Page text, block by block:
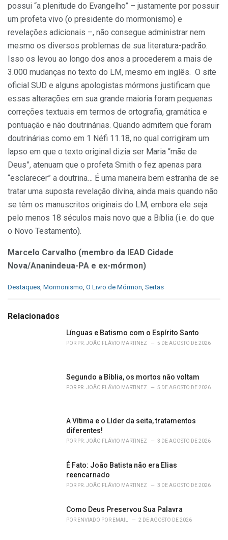
possui “a plenitude do Evangelho” – justamente por possuir
um profeta vivo (o presidente do mormonismo) e
revelações adicionais –, não consegue administrar nem
mesmo os diversos problemas de sua literatura-padrão.
Isso os levou ao longo dos anos a procederem a mais de
3.000 mudanças no texto do LM, mesmo em inglês. O site
oficial SUD e alguns apologistas mórmons justificam que
essas alterações em sua grande maioria foram pequenas
correções textuais em termos de ortografia, gramática e
pontuação e não doutrinárias. Quando admitem que foram
doutrinárias como em 1 Néfi 11.18, no qual corrigiram um
lapso em que o texto original dizia ser Maria “mãe de
Deus”, atenuam que o profeta Smith o fez apenas para
“esclarecer” a doutrina… É uma maneira bem estranha de se
tratar uma suposta revelação divina, ainda mais quando não
se têm os manuscritos originais do LM, embora ele seja
pelo menos 18 séculos mais novo que a Bíblia (i.e. do que
o Novo Testamento).
Marcelo Carvalho (membro da IEAD Cidade
Nova/Ananindeua-PA e ex-mórmon)
C
e
Destaques Mormonismo O Livro de Mórmon Seitas
Relacionados
Línguas e Batismo com o Espírito Santo
POR PR. JOÃO FLÁVIO MARTINEZ 5 DE AGOSTO DE 2026
Segundo a Bíblia, os mortos não voltam
POR PR. JOÃO FLÁVIO MARTINEZ 5 DE AGOSTO DE 2026
A Vítima e o Líder da seita, tratamentos
diferentes!
POR PR. JOÃO FLÁVIO MARTINEZ 3 DE AGOSTO DE 2026
É Fato: João Batista não era Elias
reencarnado
POR PR. JOÃO FLÁVIO MARTINEZ 3 DE AGOSTO DE 2026
Como Deus Preservou Sua Palavra
POR ENVIADO POR EMAIL 2 DE AGOSTO DE 2026